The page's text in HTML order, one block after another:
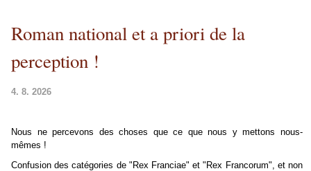
Roman national et a priori de la
perception !
4. 8. 2026
Nous ne percevons des choses que ce que nous y mettons nous-
mêmes !
Confusion des catégories de "Rex Franciae" et "Rex Francorum", et non